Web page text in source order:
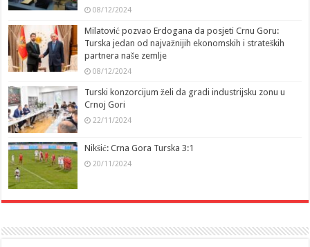
08/12/2024
Milatović pozvao Erdogana da posjeti Crnu Goru:
Turska jedan od najvažnijih ekonomskih i strateških
partnera naše zemlje
08/12/2024
Turski konzorcijum želi da gradi industrijsku zonu u
Crnoj Gori
22/11/2024
Nikšić: Crna Gora Turska 3:1
20/11/2024